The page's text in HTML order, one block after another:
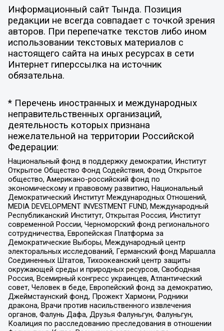
Информационный сайт Тында. Позиция
редакции не всегда совпадает с точкой зрения
авторов. При перепечатке текстов либо ином
использовании текстовых материалов с
настоящего сайта на иных ресурсах в сети
Интернет гиперссылка на источник
обязательна.
* Перечень иностранных и международных
неправительственных организаций,
деятельность которых признана
нежелательной на территории Российской
Федерации:
Национальный фонд в поддержку демократии, Институт
Открытое Общество Фонд Содействия, Фонд Открытое
общество, Американо-российский фонд по
экономическому и правовому развитию, Национальный
Демократический Институт Международных Отношений,
MEDIA DEVELOPMENT INVESTMENT FUND, Международный
Республиканский Институт, Открытая Россия, Институт
современной России, Черноморский фонд регионального
сотрудничества, Европейская Платформа за
Демократические Выборы, Международный центр
электоральных исследований, Германский фонд Маршалла
Соединенных Штатов, Тихоокеанский центр защиты
окружающей среды и природных ресурсов, Свободная
Россия, Всемирный конгресс украинцев, Атлантический
совет, Человек в беде, Европейский фонд за демократию,
Джеймстаунский фонд, Прожект Хармони, Родники
дракона, Врачи против насильственного извлечения
органов, Фалунь Дафа, Друзья Фалуньгун, Фалуньгун,
Коалиция по расследованию преследования в отношении